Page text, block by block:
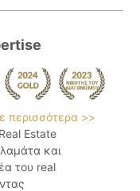
περισσότερα >>
Estate
και
του real